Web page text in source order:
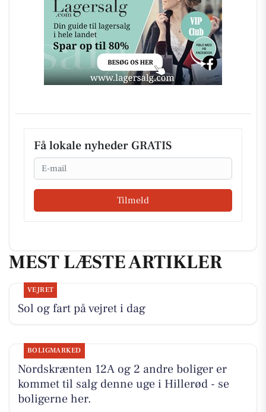
Få lokale nyheder GRATIS
Email
Tilmeld
MEST LÆSTE ARTIKLER
VEJRET
Sol og fart på vejret i dag
BOLIGMARKED
Nordskrænten 12A og 2 andre boliger er
kommet til salg denne uge i Hillerød - se
boligerne her.